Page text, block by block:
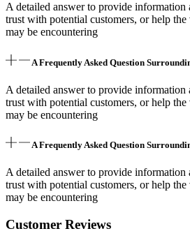
A detailed answer to provide information
trust with potential customers, or help
may be encountering
A Frequently Asked Question
A detailed answer to provide information
trust with potential customers, or help
may be encountering
A Frequently Asked Question
A detailed answer to provide information
trust with potential customers, or help
may be encountering
Customer Reviews